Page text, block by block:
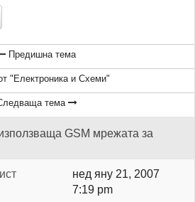
Предишна тема
"Електроника и Схеми"
тема
GSM мрежата за
нед яну 21, 2007
7:19 pm